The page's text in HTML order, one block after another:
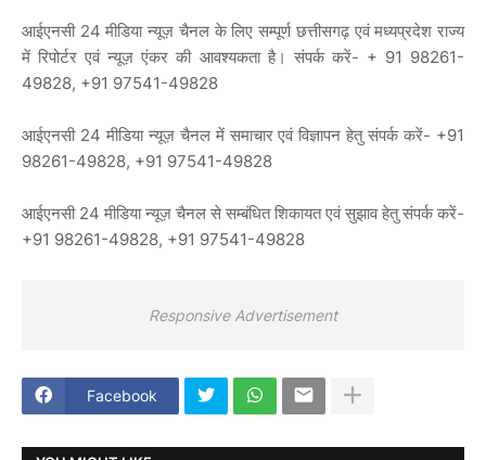
आईएनसी 24 मीडिया न्यूज़ चैनल के लिए सम्पूर्ण छत्तीसगढ़ एवं मध्यप्रदेश राज्य
में रिपोर्टर एवं न्यूज़ एंकर की आवश्यकता है। संपर्क करें- + 91 98261-
49828, +91 97541-49828
आईएनसी 24 मीडिया न्यूज़ चैनल में समाचार एवं विज्ञापन हेतु संपर्क करें- +91
98261-49828, +91 97541-49828
आईएनसी 24 मीडिया न्यूज़ चैनल से सम्बंधित शिकायत एवं सुझाव हेतु संपर्क करें-
+91 98261-49828, +91 97541-49828
Responsive Advertisement
Facebook